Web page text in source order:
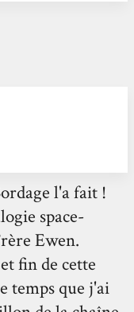
l'a fait !
space-
Ewen.
fin de cette
temps que j'ai